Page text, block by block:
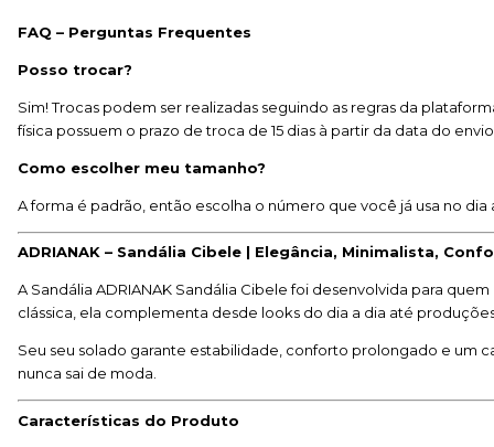
FAQ – Perguntas Frequentes
Posso trocar?
Sim! Trocas podem ser realizadas seguindo as regras da
física possuem o prazo de troca de 15 dias à partir da data do
Como escolher meu tamanho?
A forma é padrão, então escolha o número que você já usa no dia
ADRIANAK – Sandália Cibele | Elegância, Minimalista,
A Sandália ADRIANAK Sandália Cibele foi desenvolvida para
clássica, ela complementa desde looks do dia a dia até
Seu seu solado garante estabilidade, conforto prolongado e um
nunca sai de moda.
Características do Produto